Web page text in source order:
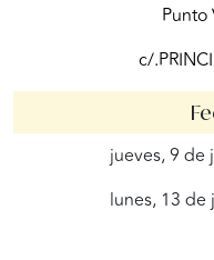
Punto
c/
jueves, 9 de
lunes, 13 de